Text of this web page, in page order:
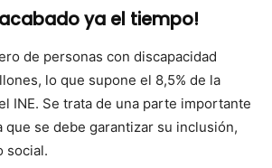
acabado ya el tiempo!
de per­sonas con dis­capaci­dad
lo que supone el 8,5% de la
INE. Se tra­ta de una parte impor­tante
que se debe garan­ti­zar su inclusión,
social.